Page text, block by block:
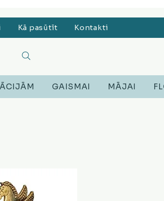
Kā pasūtīt Kontakti
GAISMAI MĀJAI